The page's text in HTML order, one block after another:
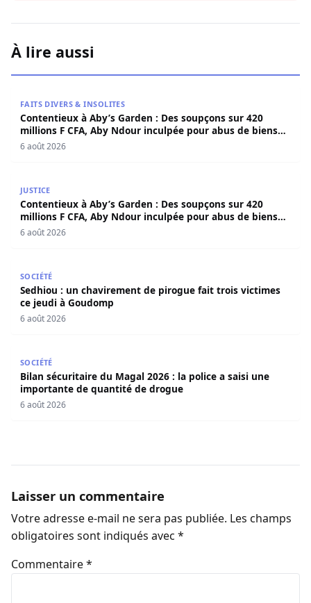
À lire aussi
FAITS DIVERS & INSOLITES
Contentieux à Aby’s Garden : Des soupçons sur 420
millions F CFA, Aby Ndour inculpée pour abus de biens
sociaux
6 août 2026
JUSTICE
Contentieux à Aby’s Garden : Des soupçons sur 420
millions F CFA, Aby Ndour inculpée pour abus de biens
sociaux
6 août 2026
SOCIÉTÉ
Sedhiou : un chavirement de pirogue fait trois victimes
ce jeudi à Goudomp
6 août 2026
SOCIÉTÉ
Bilan sécuritaire du Magal 2026 : la police a saisi une
importante de quantité de drogue
6 août 2026
Laisser un commentaire
Votre adresse e-mail ne sera pas publiée. Les champs
obligatoires sont indiqués avec *
Commentaire*